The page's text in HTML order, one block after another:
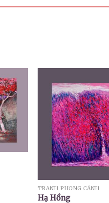
TRANH PHONG CẢNH
Hạ Hồng